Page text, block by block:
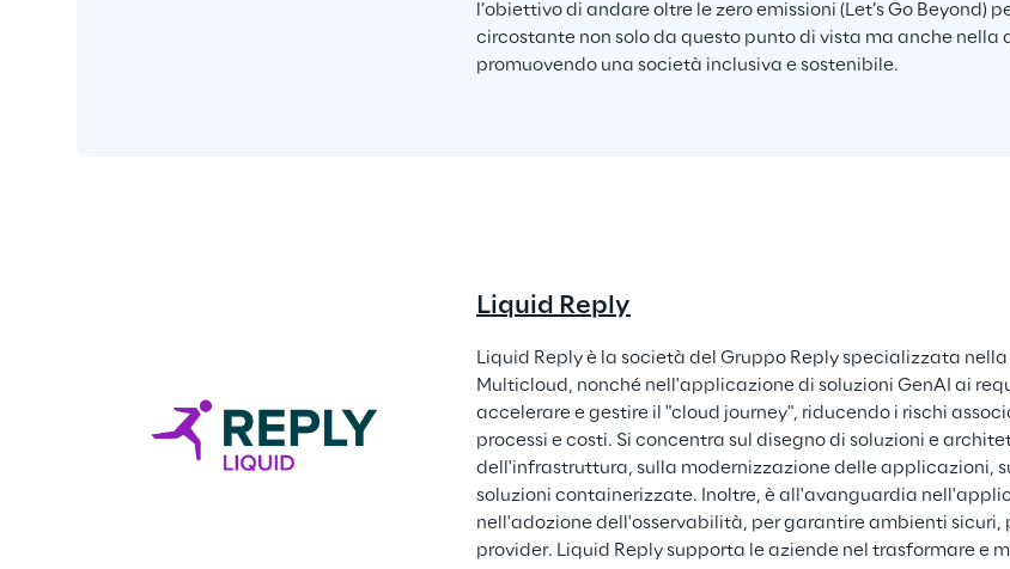
l’obiettivo di andare oltre le zero emissioni (Let’s Go
circostante non solo da questo punto di vista ma anche nella
promuovendo una società inclusiva e sostenibile.
Liquid Reply
Liquid Reply è la società del Gruppo Reply specializzata
Multicloud, nonché nell'applicazione di soluzioni GenAI ai
accelerare e gestire il "cloud journey", riducendo i rischi
processi e costi. Si concentra sul disegno di soluzioni e
dell'infrastruttura, sulla modernizzazione delle applicazioni,
soluzioni containerizzate. Inoltre, è all'avanguardia
nell'adozione dell'osservabilità, per garantire ambienti
provider. Liquid Reply supporta le aziende nel trasformare e